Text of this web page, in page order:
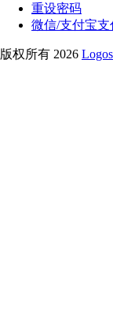
重设密码
微信/支付宝支
版权所有 2026 Logos